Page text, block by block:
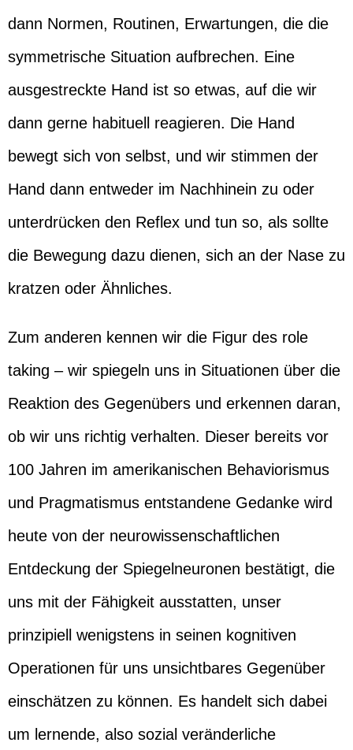
dann Normen, Routinen, Erwartungen, die die
symmetrische Situation aufbrechen. Eine
ausgestreckte Hand ist so etwas, auf die wir
dann gerne habituell reagieren. Die Hand
bewegt sich von selbst, und wir stimmen der
Hand dann entweder im Nachhinein zu oder
unterdrücken den Reflex und tun so, als sollte
die Bewegung dazu dienen, sich an der Nase zu
kratzen oder Ähnliches.
Zum anderen kennen wir die Figur des role
taking – wir spiegeln uns in Situationen über die
Reaktion des Gegenübers und erkennen daran,
ob wir uns richtig verhalten. Dieser bereits vor
100 Jahren im amerikanischen Behaviorismus
und Pragmatismus entstandene Gedanke wird
heute von der neurowissenschaftlichen
Entdeckung der Spiegelneuronen bestätigt, die
uns mit der Fähigkeit ausstatten, unser
prinzipiell wenigstens in seinen kognitiven
Operationen für uns unsichtbares Gegenüber
einschätzen zu können. Es handelt sich dabei
um lernende, also sozial veränderliche